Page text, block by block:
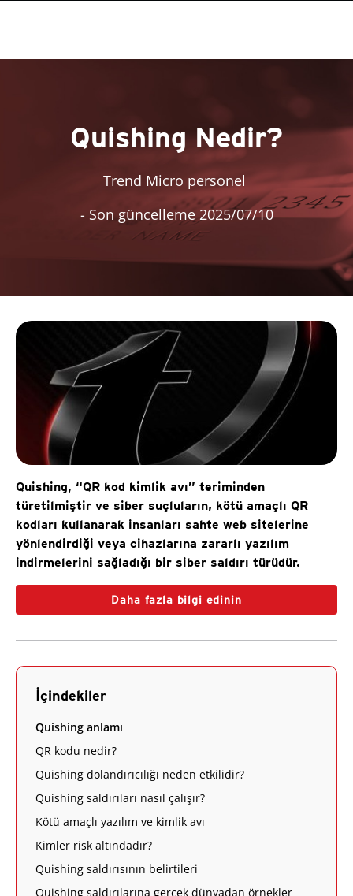
Quishing Nedir?
Trend Micro personel
- Son güncelleme 2025/07/10
Quishing, “QR kod kimlik avı” teriminden
türetilmiştir ve siber suçluların, kötü amaçlı QR
kodları kullanarak insanları sahte web sitelerine
yönlendirdiği veya cihazlarına zararlı yazılım
indirmelerini sağladığı bir siber saldırı türüdür.
Daha fazla bilgi edinin
İçindekiler
Quishing anlamı
QR kodu nedir?
Quishing dolandırıcılığı neden etkilidir?
Quishing saldırıları nasıl çalışır?
Kötü amaçlı yazılım ve kimlik avı
Kimler risk altındadır?
Quishing saldırısının belirtileri
Quishing saldırılarına gerçek dünyadan örnekler